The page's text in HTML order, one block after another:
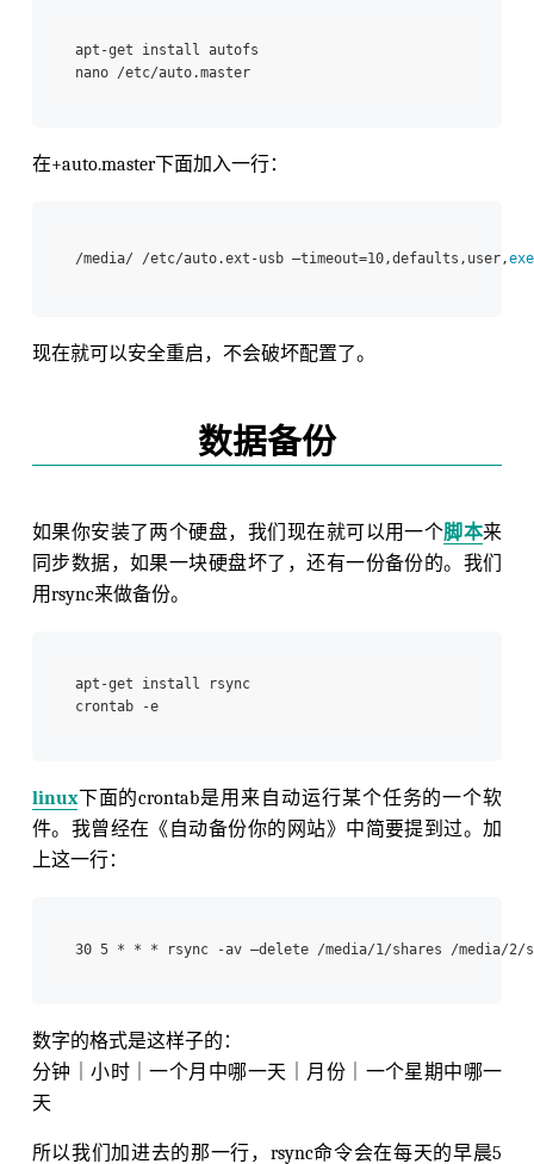
apt-get install autofs
nano /etc/auto.master
在+auto.master下面加入一行：
/media/ /etc/auto.ext-usb –timeout=10,defaults,user,
现在就可以安全重启，不会破坏配置了。
数据备份
如果你安装了两个硬盘，我们现在就可以用一个脚本来
同步数据，如果一块硬盘坏了，还有一份备份的。我们
用rsync来做备份。
apt-get install rsync
crontab -e
linux下面的crontab是用来自动运行某个任务的一个软
件。我曾经在《自动备份你的网站》中简要提到过。加
上这一行：
数字的格式是这样子的：
分钟｜小时｜一个月中哪一天｜月份｜一个星期中哪一
天
所以我们加进去的那一行，rsync命令会在每天的早晨5